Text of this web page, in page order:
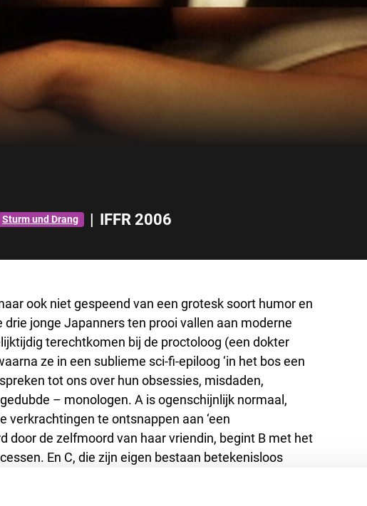
Sturm und Drang | IFFR 2006
ook niet gespeend van een grotesk soort humor en
jonge Japanners ten prooi vallen aan moderne
terechtkomen bij de proctoloog (een dokter
ze in een sublieme sci-fi-epiloog ‘in het bos een
tot ons over hun obsessies, misdaden,
– monologen. A is ogenschijnlijk normaal,
te ontsnappen aan ‘een
door de zelfmoord van haar vriendin, begint B met het
En C, die zijn eigen bestaan betekenisloos
informatie over anderen. ‘Alle waarden
tagline van Goda’s debuut. De overweldigende